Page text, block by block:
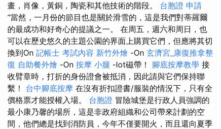
畫，肖像，黃銅，陶瓷和其他技術的階段。 台胞證 申請
“當然，一月份的節目也是關於滑雪的，這是我們對蒂羅爾
的最成功和好奇心的提議之一。 在周五，週六和周日，也
可以在歷史悠久的主題公園的界面上購買它們，但應將其切
換到On 記帳士 考試內容 新竹外燴 -On 玄濟宮_康復推拿整
復 自助餐外燴 -On 按摩 小腿 -lot磁帶！ 腳底按摩教學 接
收臂章時，打折的身份證會被抵消，因此請與它們保持聯
繫！ 台中腳底按摩 在沒有折扣證書/服裝的情況下，只有全
價格票才能授權入場。 台胞證 冒險城堡是行政人員強調的
最小康乃馨的場所，這是非政府組織和公司帶來計劃的空
間，他們總是找到消防員，今年不僅要開火，​​而且還向夏季